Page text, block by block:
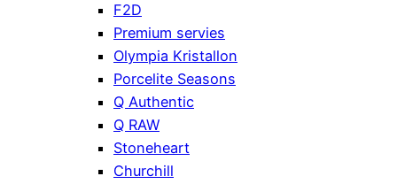
F2D
Premium servies
Olympia Kristallon
Porcelite Seasons
Q Authentic
Q RAW
Stoneheart
Churchill